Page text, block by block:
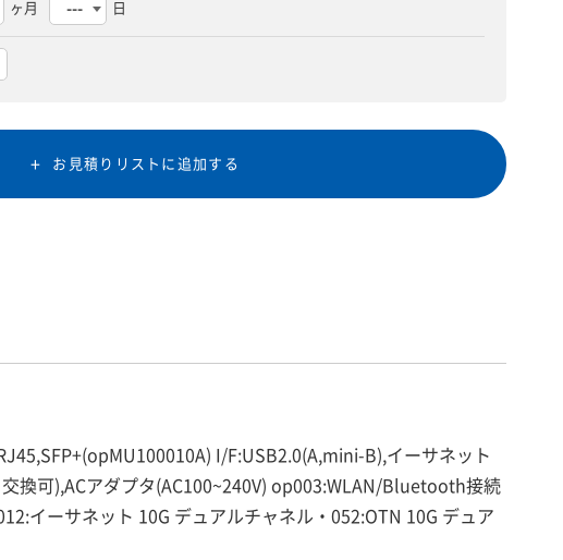
ヶ月 日
お見積りリストに追加する
I/F:USB2.0(A,mini-B),イーサネット
換可),ACアダプタ(AC100~240V) op003:WLAN/Bluetooth接続
イーサネット 10G デュアルチャネル・052:OTN 10G デュア